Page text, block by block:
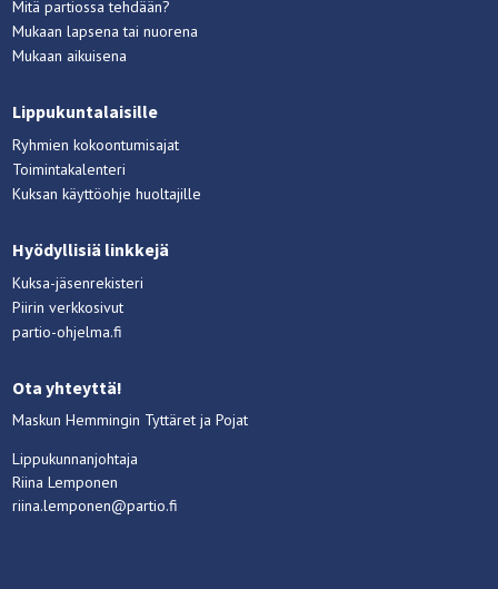
Mitä partiossa tehdään?
Mukaan lapsena tai nuorena
Mukaan aikuisena
Lippukuntalaisille
Ryhmien kokoontumisajat
Toimintakalenteri
Kuksan käyttöohje huoltajille
Hyödyllisiä linkkejä
Kuksa-jäsenrekisteri
Piirin verkkosivut
partio-ohjelma.fi
Ota yhteyttä!
Maskun Hemmingin Tyttäret ja Pojat
Lippukunnanjohtaja
Riina Lemponen
riina.lemponen@partio.fi